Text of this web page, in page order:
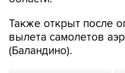
Также открыт после
вылета самолетов
(Баландино).